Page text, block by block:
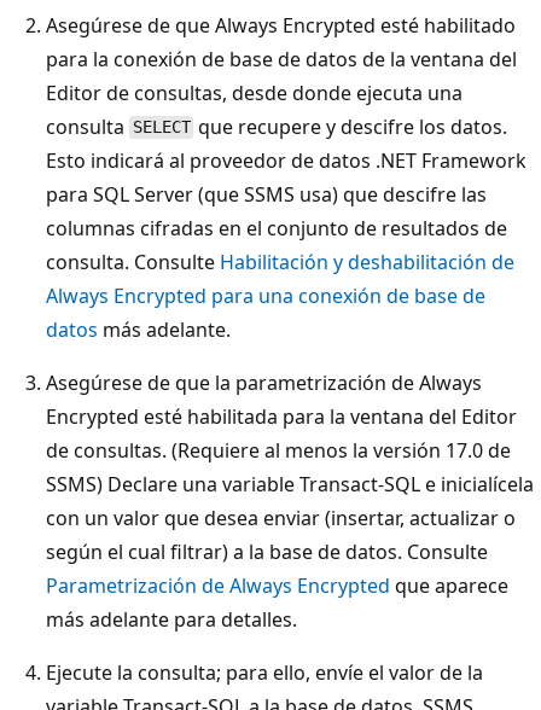
Asegúrese de que Always Encrypted esté habilitado
para la conexión de base de datos de la ventana del
Editor de consultas, desde donde ejecuta una
consulta SELECT que recupere y descifre los datos.
Esto indicará al proveedor de datos .NET Framework
para SQL Server (que SSMS usa) que descifre las
columnas cifradas en el conjunto de resultados de
consulta. Consulte Habilitación y deshabilitación de
Always Encrypted para una conexión de base de
datos más adelante.
Asegúrese de que la parametrización de Always
Encrypted esté habilitada para la ventana del Editor
de consultas. (Requiere al menos la versión 17.0 de
SSMS) Declare una variable Transact-SQL e inicialícela
con un valor que desea enviar (insertar, actualizar o
según el cual filtrar) a la base de datos. Consulte
Parametrización de Always Encrypted que aparece
más adelante para detalles.
Ejecute la consulta; para ello, envíe el valor de la